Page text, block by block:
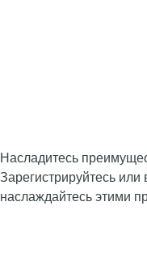
Насладитесь
Зарегистрируйтесь или
наслаждайтесь этими